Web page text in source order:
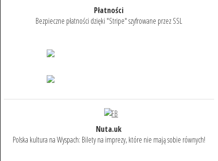
Płatności
Bezpieczne płatności dzięki "Stripe" szyfrowane przez SSL
Nuta.uk
Polska kultura na Wyspach: Bilety na imprezy, które nie mają sobie równych!